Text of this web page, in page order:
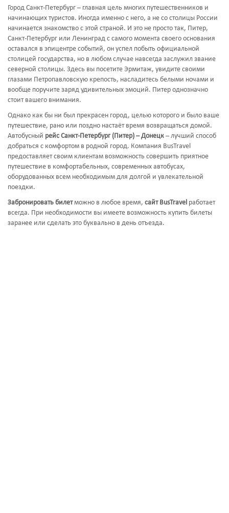
Город Санкт-Петербург – главная цель многих путешественников и
начинающих туристов. Иногда именно с него, а не со столицы России
начинается знакомство с этой страной. И это не просто так, Питер,
Санкт-Петербург или Ленинград с самого момента своего основания
оставался в эпицентре событий, он успел побыть официальной
столицей государства, но в любом случае навсегда заслужил звание
северной столицы. Здесь вы посетите Эрмитаж, увидите своими
глазами Петропавловскую крепость, насладитесь белыми ночами и
вообще поручите заряд удивительных эмоций. Питер однозначно
стоит вашего внимания.
Однако как бы ни был прекрасен город, целью которого и было ваше
путешествие, рано или поздно настаёт время возвращаться домой.
Автобусный рейс Санкт-Петербург (Питер) – Донецк – лучший способ
добраться с комфортом в родной город. Компания BusTravel
предоставляет своим клиентам возможность совершить приятное
путешествие в комфортабельных, современных автобусах,
оборудованных всем необходимым для долгой и увлекательной
поездки.
Забронировать билетможно в любое время, сайт BusTravel работает
всегда. При необходимости вы имеете возможность купить билеты
заранее или сделать это буквально в день отъезда.